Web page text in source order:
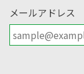
メールアドレス